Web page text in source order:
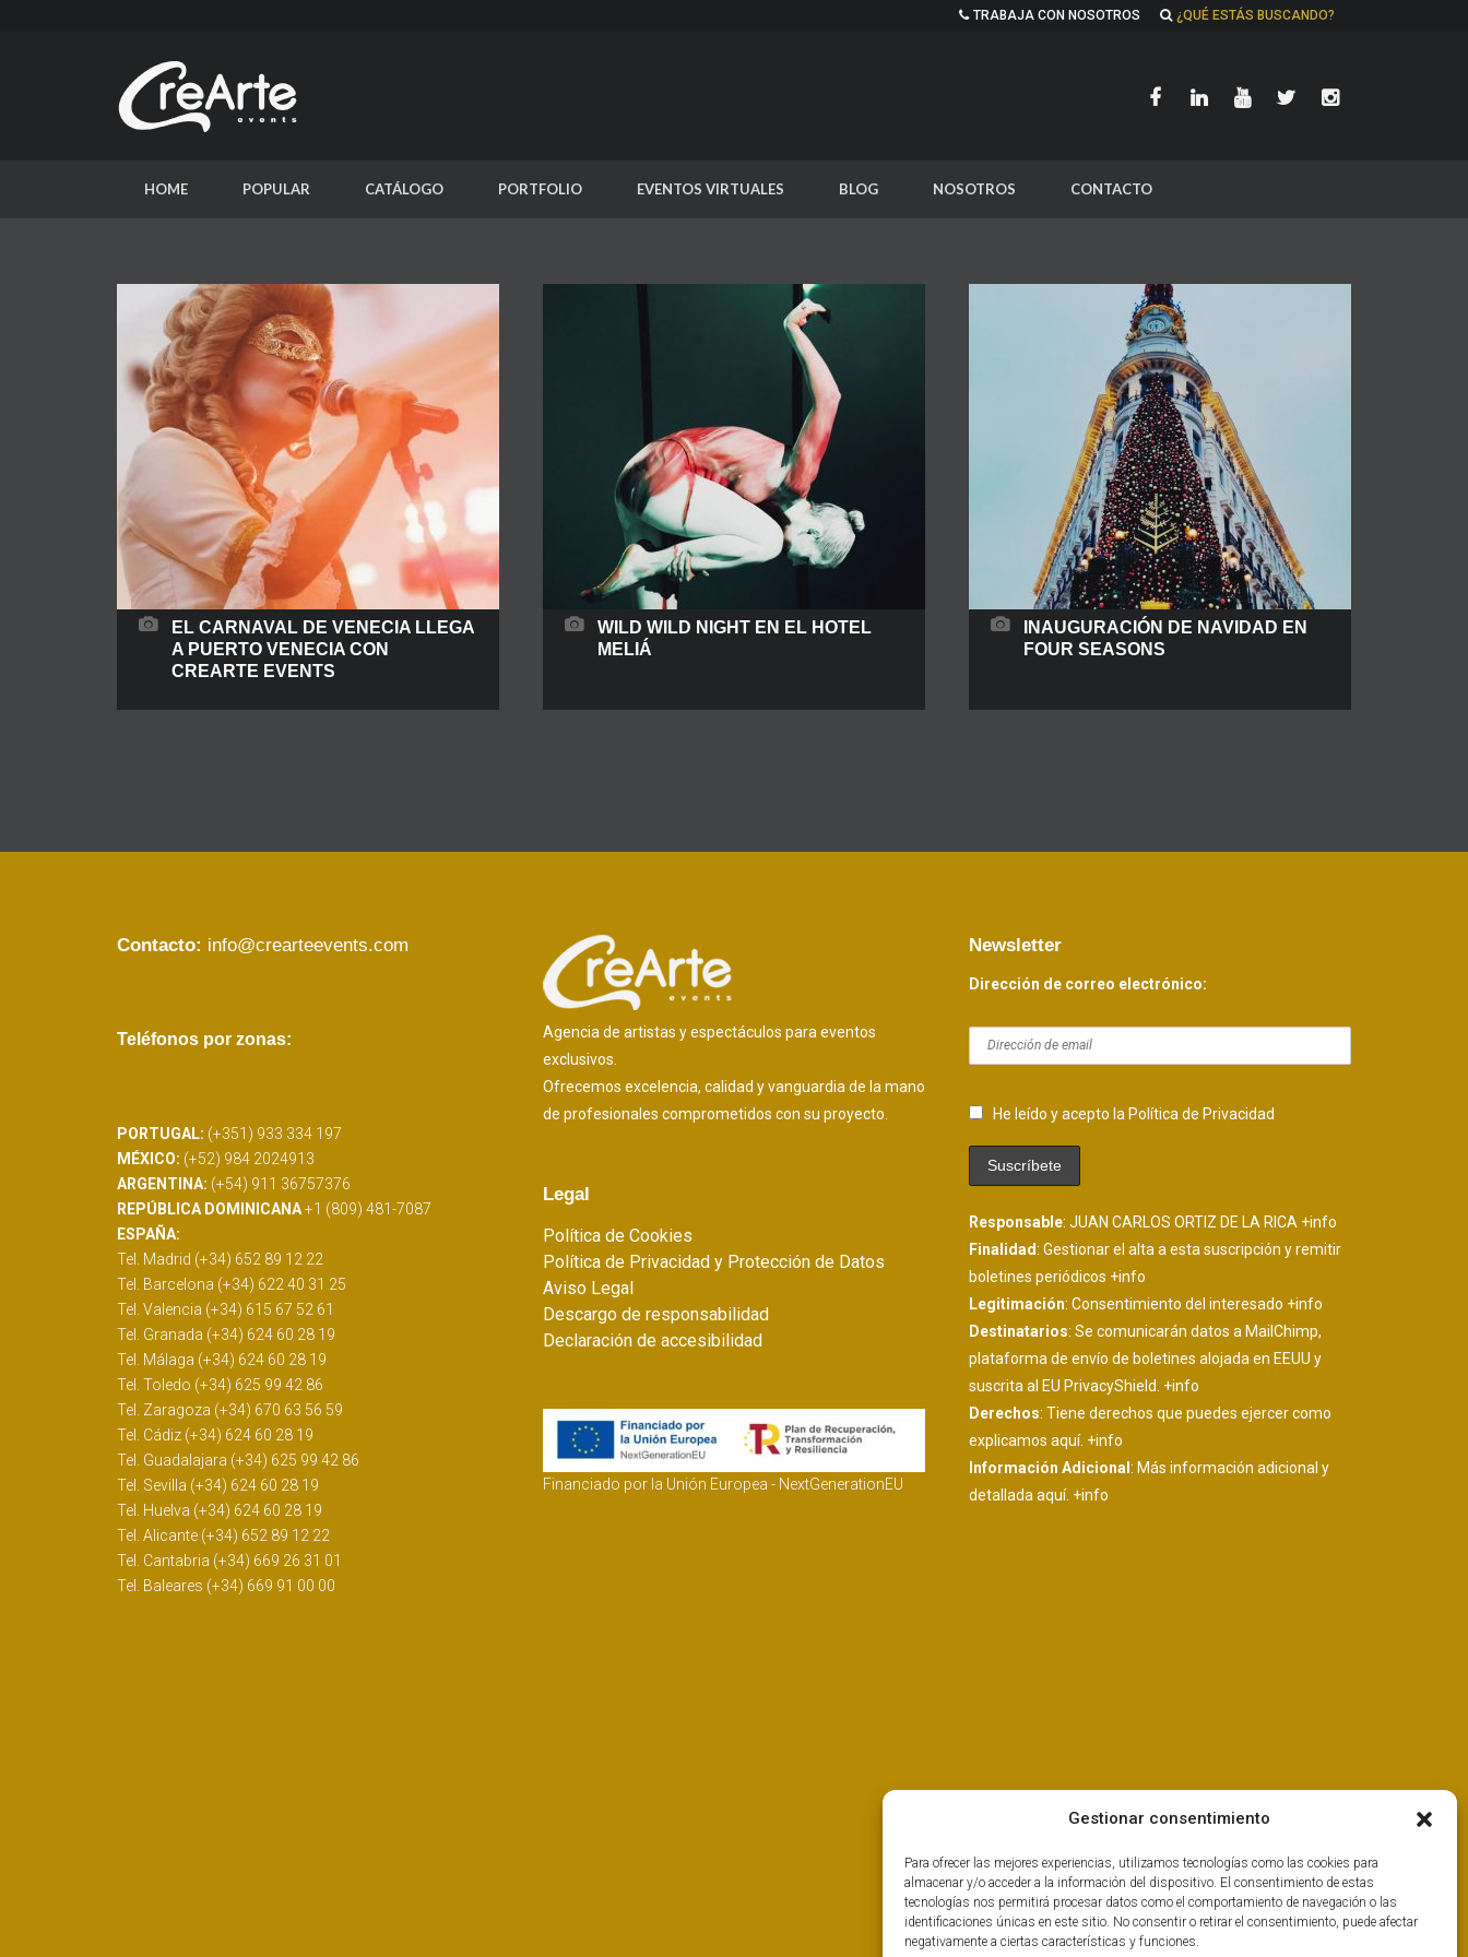
Gestionar consentimiento
Para ofrecer las mejores experiencias, utilizamos tecnologías como las cookies para
almacenar y/o acceder a la información del dispositivo. El consentimiento de estas
tecnologías nos permitirá procesar datos como el comportamiento de navegación o las
identificaciones únicas en este sitio. No consentir o retirar el consentimiento, puede afectar
negativamente a ciertas características y funciones.
TRABAJA CON NOSOTROS ¿QUÉ ESTÁS BUSCANDO?
HOME POPULAR CATÁLOGO PORTFOLIO EVENTOS VIRTUALES BLOG NOSOTROS CONTACTO
EL CARNAVAL DE VENECIA LLEGA
A PUERTO VENECIA CON
CREARTE EVENTS
Las activaciones en centros comerciales no
solo generan tráfico y aumentan la
WILD WILD NIGHT EN EL HOTEL
MELIÁ
READ MORE
INAUGURACIÓN DE NAVIDAD EN
FOUR SEASONS
Contacto: info@crearteevents.com
Teléfonos por zonas:
PORTUGAL: (+351) 933 334 197
MÉXICO: (+52) 984 2024913
ARGENTINA: (+54) 911 36757376
REPÚBLICA DOMINICANA+1 (809) 481-7087
ESPAÑA:
Tel. Madrid (+34) 652 89 12 22
Tel. Barcelona (+34) 622 40 31 25
Tel. Valencia (+34) 615 67 52 61
Tel. Granada (+34) 624 60 28 19
Tel. Málaga (+34) 624 60 28 19
Tel. Toledo (+34) 625 99 42 86
Tel. Zaragoza (+34) 670 63 56 59
Tel. Cádiz (+34) 624 60 28 19
Tel. Guadalajara (+34) 625 99 42 86
Tel. Sevilla (+34) 624 60 28 19
Tel. Huelva (+34) 624 60 28 19
Tel. Alicante (+34) 652 89 12 22
Tel. Cantabria (+34) 669 26 31 01
Tel. Baleares (+34) 669 91 00 00
Agencia de artistas y espectáculos para eventos
exclusivos.
Ofrecemos excelencia, calidad y vanguardia de la mano
de profesionales comprometidos con su proyecto.
Legal
Política de Cookies
Política de Privacidad y Protección de Datos
Aviso Legal
Descargo de responsabilidad
Declaración de accesibilidad
Financiado por la Unión Europea - NextGenerationEU
Newsletter
Dirección de correo electrónico:
He leído y acepto la Política de Privacidad
Responsable: JUAN CARLOS ORTIZ DE LA RICA +info
Finalidad: Gestionar el alta a esta suscripción y remitir
boletines periódicos +info
Legitimación: Consentimiento del interesado +info
Destinatarios: Se comunicarán datos a MailChimp,
plataforma de envío de boletines alojada en EEUU y
suscrita al EU PrivacyShield. +info
Derechos: Tiene derechos que puedes ejercer como
explicamos aquí. +info
Información Adicional : Más información adicional y
detallada aquí. +info